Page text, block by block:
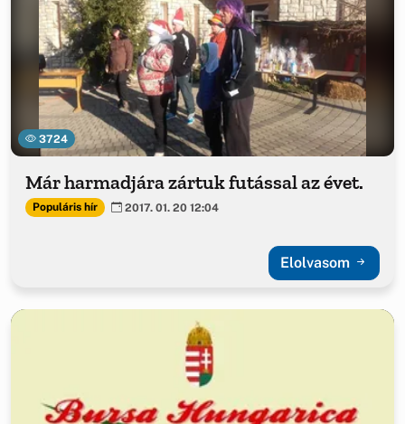
3724
Már harmadjára zártuk futással az évet.
Populáris hír 2017. 01. 20 12:04
Elolvasom